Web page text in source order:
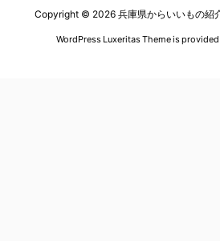
Copyright © 2026 兵庫県からいいもの紹
WordPress Luxeritas Theme is